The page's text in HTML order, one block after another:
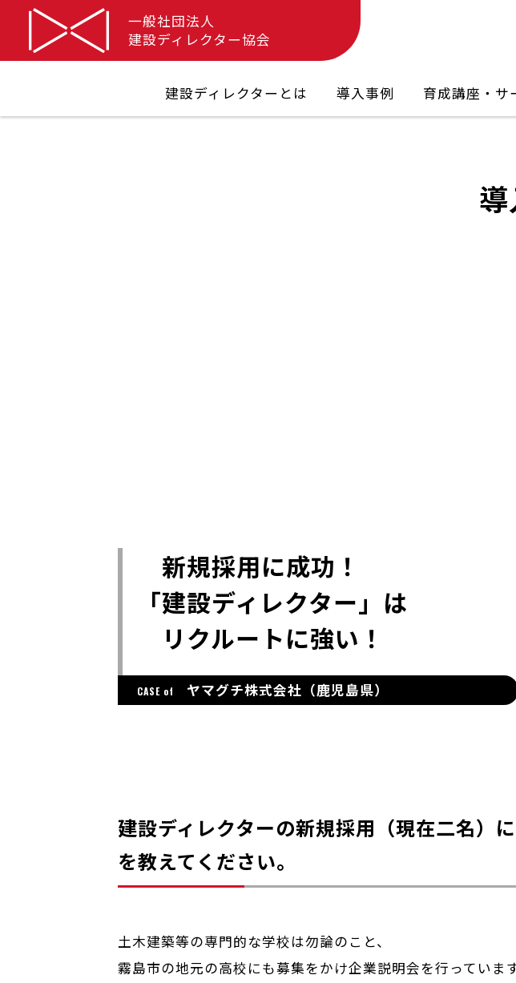
一般社団法人
建設ディレクター協会
建設ディレクターとは 導入事例 育成講座・サ
新規採用に成功！
「建設ディレクター」は
リクルートに強い！
CASE of ヤマグチ株式会社（鹿児島県）
建設ディレクターの新規採用（現在二名）
を教えてください。
土木建築等の専門的な学校は勿論のこと、
霧島市の地元の高校にも募集をかけ企業説明会を行っています